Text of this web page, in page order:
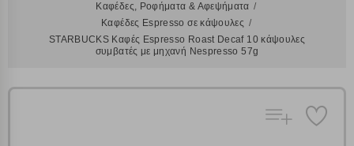
Καφέδες, Ροφήματα & Αφεψήματα
Καφέδες Espresso σε κάψουλες
STARBUCKS Καφές Espresso Roast Decaf 10 κάψουλες
συμβατές με μηχανή Nespresso 57g